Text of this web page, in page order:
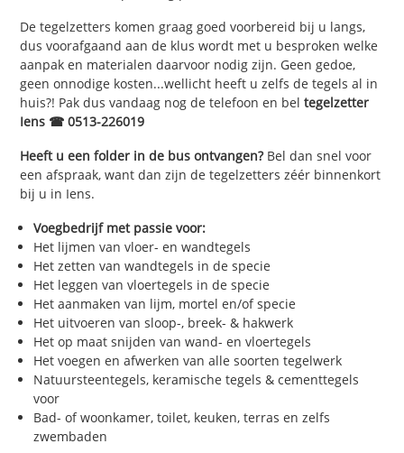
De tegelzetters komen graag goed voorbereid bij u langs,
dus voorafgaand aan de klus wordt met u besproken welke
aanpak en materialen daarvoor nodig zijn. Geen gedoe,
geen onnodige kosten...wellicht heeft u zelfs de tegels al in
huis?! Pak dus vandaag nog de telefoon en beltegelzetter
Iens ☎ 0513-226019
Heeft u een folder in de bus ontvangen?Bel dan snel voor
een afspraak, want dan zijn de tegelzetters zéér binnenkort
bij u in Iens.
Voegbedrijf met passie voor:
Het lijmen van vloer- en wandtegels
Het zetten van wandtegels in de specie
Het leggen van vloertegels in de specie
Het aanmaken van lijm, mortel en/of specie
Het uitvoeren van sloop-, breek- & hakwerk
Het op maat snijden van wand- en vloertegels
Het voegen en afwerken van alle soorten tegelwerk
Natuursteentegels, keramische tegels & cementtegels
voor
Bad- of woonkamer, toilet, keuken, terras en zelfs
zwembaden